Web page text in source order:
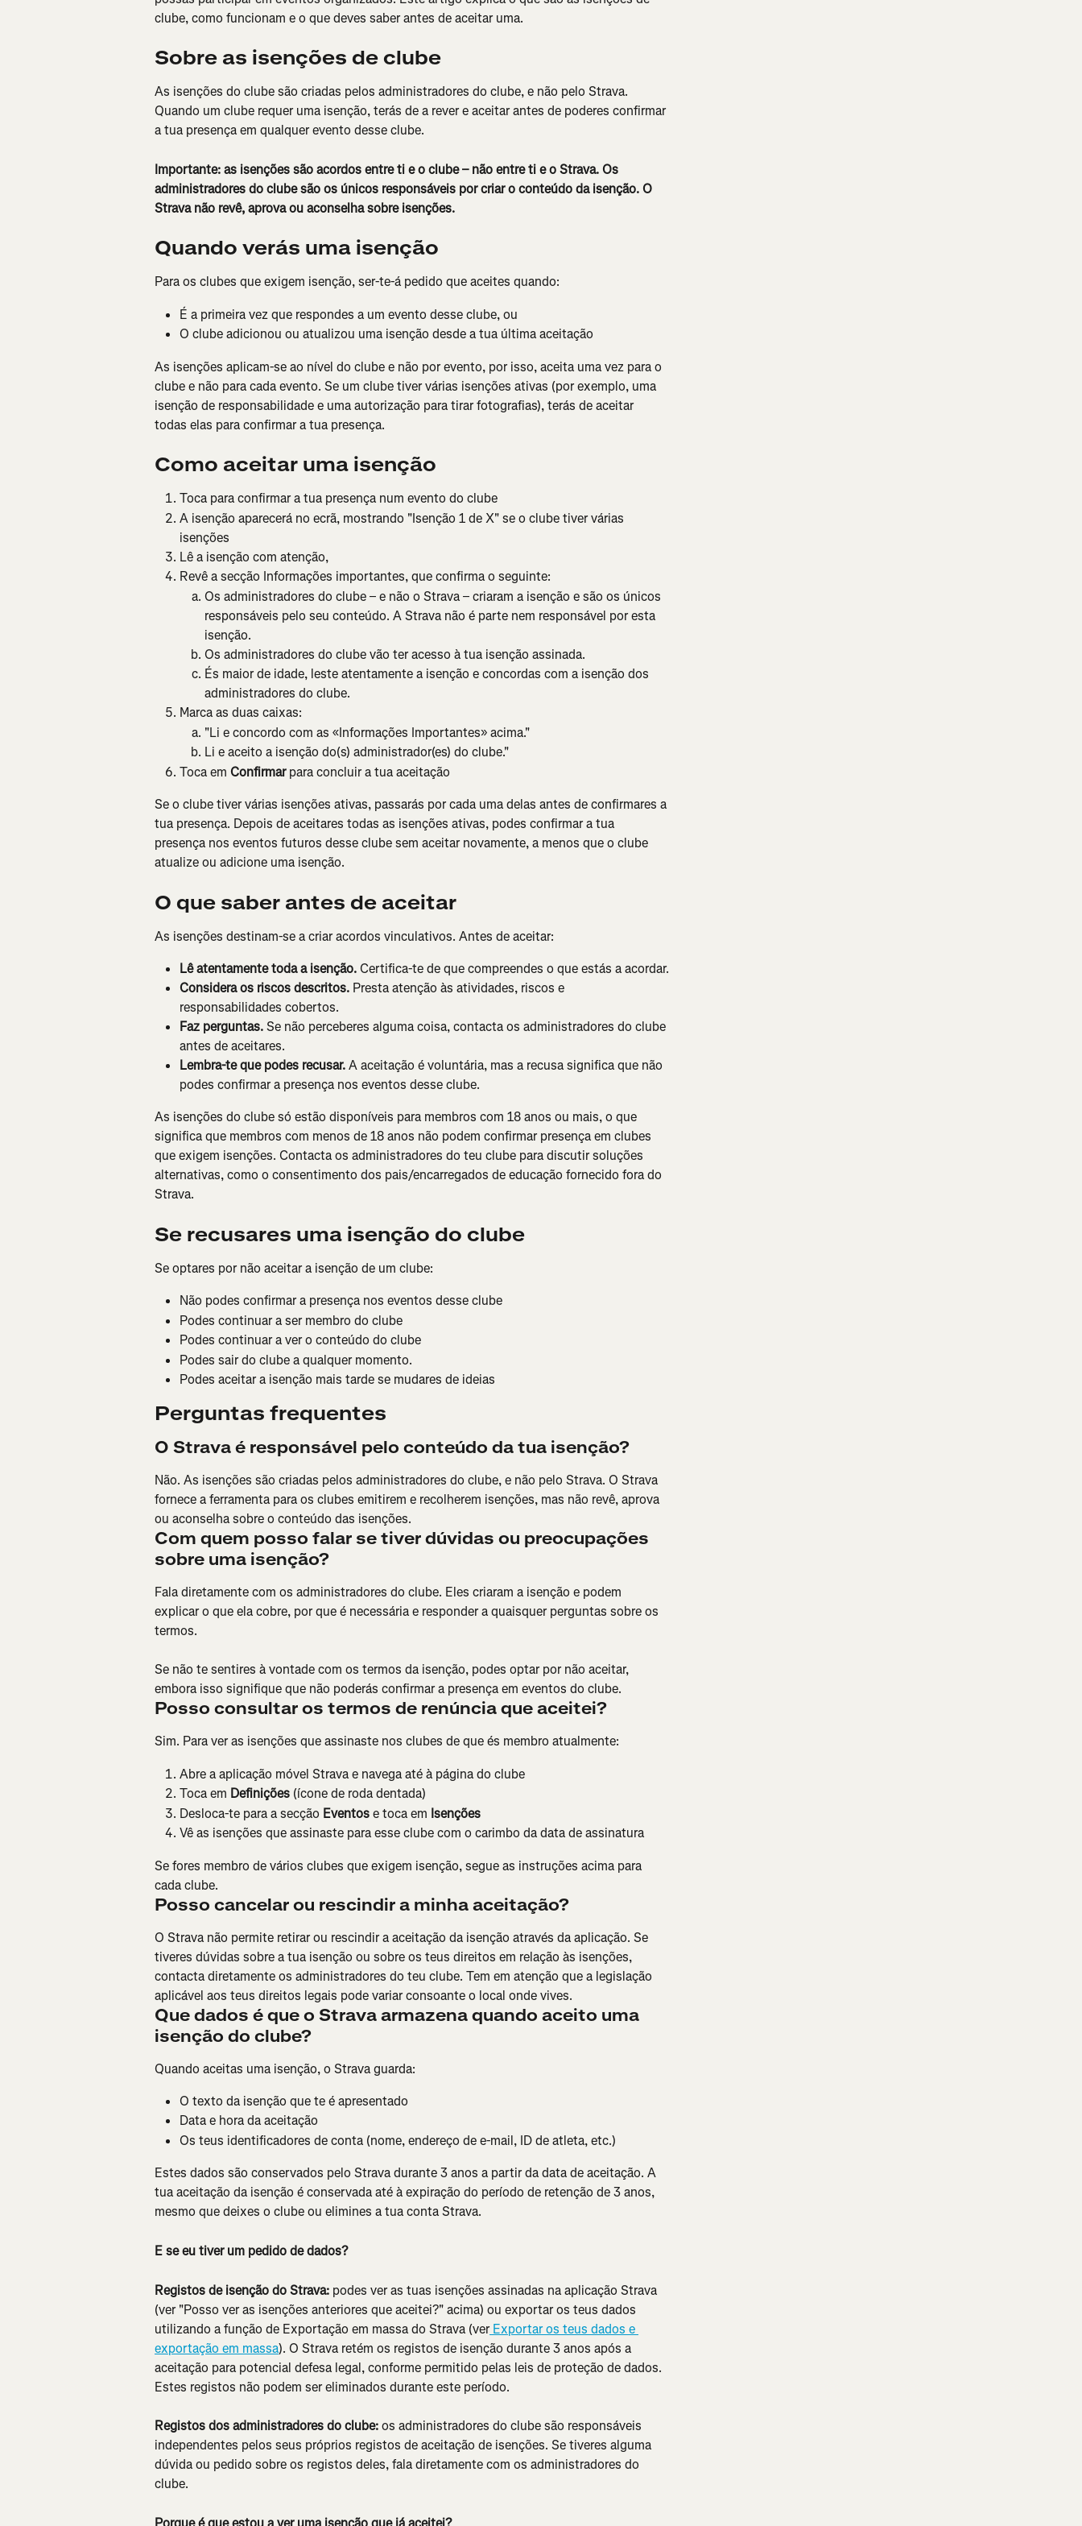
clube, como funcionam e o que deves saber antes de aceitar uma.
Sobre as isenções de clube
As isenções do clube são criadas pelos administradores do clube, e não pelo Strava.
Quando um clube requer uma isenção, terás de a rever e aceitar antes de poderes confirmar
a tua presença em qualquer evento desse clube.
Importante: as isenções são acordos entre ti e o clube – não entre ti e o Strava. Os
administradores do clube são os únicos responsáveis por criar o conteúdo da isenção. O
Strava não revê, aprova ou aconselha sobre isenções.
Quando verás uma isenção
Para os clubes que exigem isenção, ser-te-á pedido que aceites quando:
É a primeira vez que respondes a um evento desse clube, ou
O clube adicionou ou atualizou uma isenção desde a tua última aceitação
As isenções aplicam-se ao nível do clube e não por evento, por isso, aceita uma vez para o
clube e não para cada evento. Se um clube tiver várias isenções ativas (por exemplo, uma
isenção de responsabilidade e uma autorização para tirar fotografias), terás de aceitar
todas elas para confirmar a tua presença.
Como aceitar uma isenção
Toca para confirmar a tua presença num evento do clube
A isenção aparecerá no ecrã, mostrando "Isenção 1 de X" se o clube tiver várias
isenções
Lê a isenção com atenção,
Revê a secção Informações importantes, que confirma o seguinte:
Os administradores do clube – e não o Strava – criaram a isenção e são os únicos
responsáveis pelo seu conteúdo. A Strava não é parte nem responsável por esta
isenção.
Os administradores do clube vão ter acesso à tua isenção assinada.
És maior de idade, leste atentamente a isenção e concordas com a isenção dos
administradores do clube.
Marca as duas caixas:
"Li e concordo com as «Informações Importantes» acima."
Li e aceito a isenção do(s) administrador(es) do clube."
Toca em Confirmar para concluir a tua aceitação
Se o clube tiver várias isenções ativas, passarás por cada uma delas antes de confirmares a
tua presença. Depois de aceitares todas as isenções ativas, podes confirmar a tua
presença nos eventos futuros desse clube sem aceitar novamente, a menos que o clube
atualize ou adicione uma isenção.
O que saber antes de aceitar
As isenções destinam-se a criar acordos vinculativos. Antes de aceitar:
Lê atentamente toda a isenção. Certifica-te de que compreendes o que estás a acordar.
Considera os riscos descritos. Presta atenção às atividades, riscos e
responsabilidades cobertos.
Faz perguntas. Se não perceberes alguma coisa, contacta os administradores do clube
antes de aceitares.
Lembra-te que podes recusar. A aceitação é voluntária, mas a recusa significa que não
podes confirmar a presença nos eventos desse clube.
As isenções do clube só estão disponíveis para membros com 18 anos ou mais, o que
significa que membros com menos de 18 anos não podem confirmar presença em clubes
que exigem isenções. Contacta os administradores do teu clube para discutir soluções
alternativas, como o consentimento dos pais/encarregados de educação fornecido fora do
Strava.
Se recusares uma isenção do clube
Se optares por não aceitar a isenção de um clube:
Não podes confirmar a presença nos eventos desse clube
Podes continuar a ser membro do clube
Podes continuar a ver o conteúdo do clube
Podes sair do clube a qualquer momento.
Podes aceitar a isenção mais tarde se mudares de ideias
Perguntas frequentes
O Strava é responsável pelo conteúdo da tua isenção?
Não. As isenções são criadas pelos administradores do clube, e não pelo Strava. O Strava
fornece a ferramenta para os clubes emitirem e recolherem isenções, mas não revê, aprova
ou aconselha sobre o conteúdo das isenções.
Com quem posso falar se tiver dúvidas ou preocupações
sobre uma isenção?
Fala diretamente com os administradores do clube. Eles criaram a isenção e podem
explicar o que ela cobre, por que é necessária e responder a quaisquer perguntas sobre os
termos.
Se não te sentires à vontade com os termos da isenção, podes optar por não aceitar,
embora isso signifique que não poderás confirmar a presença em eventos do clube.
Posso consultar os termos de renúncia que aceitei?
Sim. Para ver as isenções que assinaste nos clubes de que és membro atualmente:
Abre a aplicação móvel Strava e navega até à página do clube
Toca em Definições (ícone de roda dentada)
Desloca-te para a secção Eventos e toca em Isenções
Vê as isenções que assinaste para esse clube com o carimbo da data de assinatura
Se fores membro de vários clubes que exigem isenção, segue as instruções acima para
cada clube.
Posso cancelar ou rescindir a minha aceitação?
O Strava não permite retirar ou rescindir a aceitação da isenção através da aplicação. Se
tiveres dúvidas sobre a tua isenção ou sobre os teus direitos em relação às isenções,
contacta diretamente os administradores do teu clube. Tem em atenção que a legislação
aplicável aos teus direitos legais pode variar consoante o local onde vives.
Que dados é que o Strava armazena quando aceito uma
isenção do clube?
Quando aceitas uma isenção, o Strava guarda:
O texto da isenção que te é apresentado
Data e hora da aceitação
Os teus identificadores de conta (nome, endereço de e-mail, ID de atleta, etc.)
Estes dados são conservados pelo Strava durante 3 anos a partir da data de aceitação. A
tua aceitação da isenção é conservada até à expiração do período de retenção de 3 anos,
mesmo que deixes o clube ou elimines a tua conta Strava.
E se eu tiver um pedido de dados?
Registos de isenção do Strava: podes ver as tuas isenções assinadas na aplicação Strava
(ver "Posso ver as isenções anteriores que aceitei?" acima) ou exportar os teus dados
utilizando a função de Exportação em massa do Strava (ver Exportar os teus dados e
exportação em massa). O Strava retém os registos de isenção durante 3 anos após a
aceitação para potencial defesa legal, conforme permitido pelas leis de proteção de dados.
Estes registos não podem ser eliminados durante este período.
Registos dos administradores do clube: os administradores do clube são responsáveis
independentes pelos seus próprios registos de aceitação de isenções. Se tiveres alguma
dúvida ou pedido sobre os registos deles, fala diretamente com os administradores do
clube.